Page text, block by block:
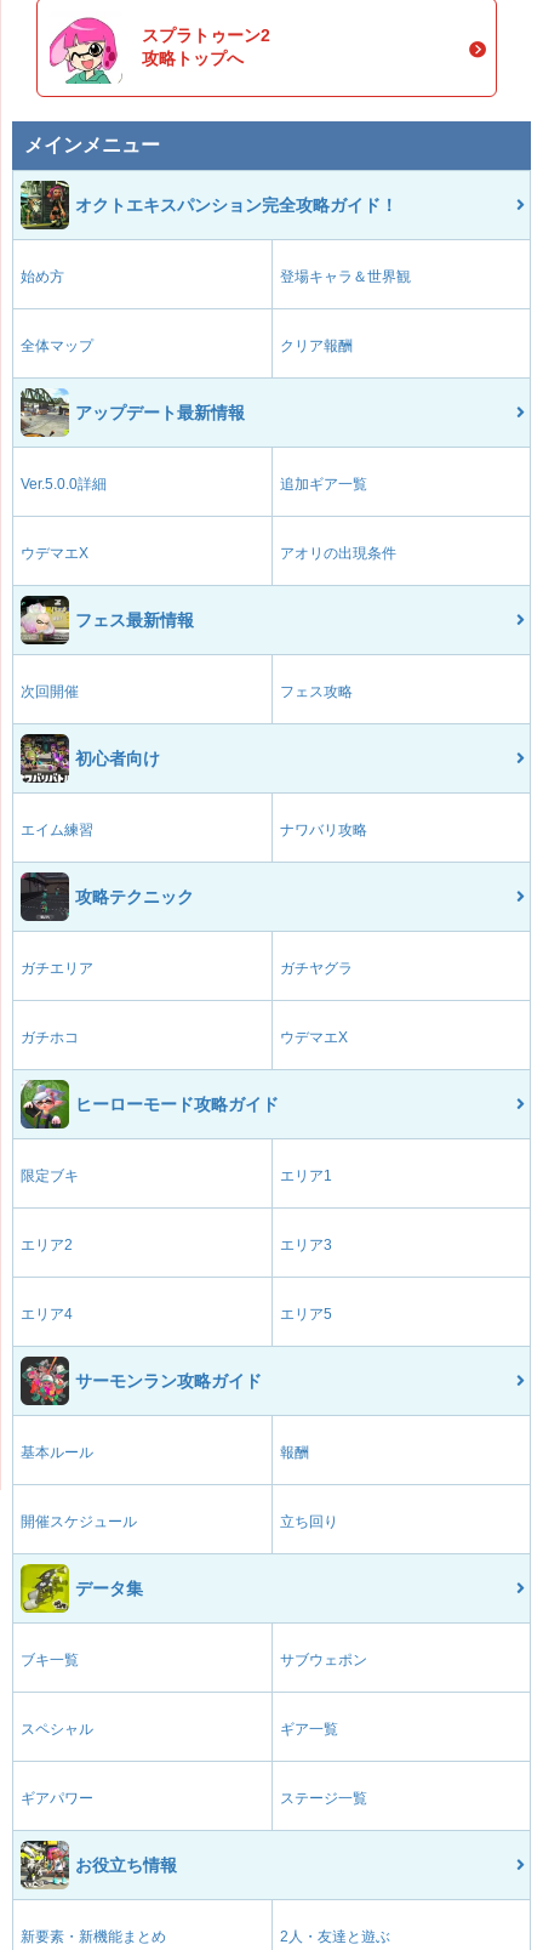
スプラトゥーン2
攻略トップへ
メインメニュー
オクトエキスパンション完全攻略ガイド！
始め方 登場キャラ＆世界観
全体マップ クリア報酬
アップデート最新情報
Ver.5.0.0詳細 追加ギア一覧
ウデマエX アオリの出現条件
フェス最新情報
次回開催 フェス攻略
初心者向け
エイム練習 ナワバリ攻略
攻略テクニック
ガチエリア ガチヤグラ
ガチホコ ウデマエX
ヒーローモード攻略ガイド
限定ブキ エリア1
エリア2 エリア3
エリア4 エリア5
サーモンラン攻略ガイド
基本ルール 報酬
開催スケジュール 立ち回り
データ集
ブキ一覧 サブウェポン
スペシャル ギア一覧
ギアパワー ステージ一覧
お役立ち情報
新要素・新機能まとめ 2人・友達と遊ぶ